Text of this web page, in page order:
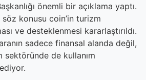
önemli bir açıklama yaptı.
konusu coin’in turizm
ve desteklenmesi kararlaştırıldı.
sadece finansal alanda değil,
sektöründe de kullanım